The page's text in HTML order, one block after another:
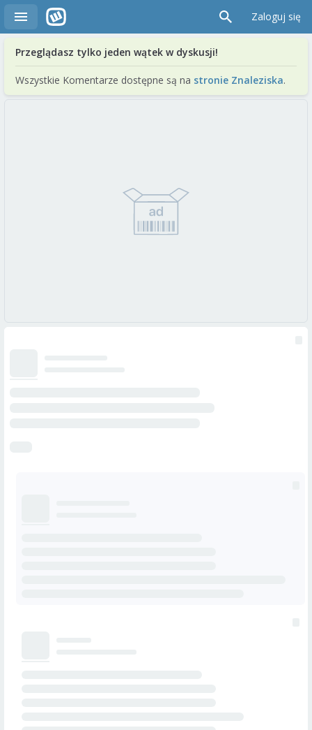
Zaloguj się
Przeglądasz tylko jeden wątek w dyskusji!
Wszystkie Komentarze dostępne są na stronie Znaleziska.